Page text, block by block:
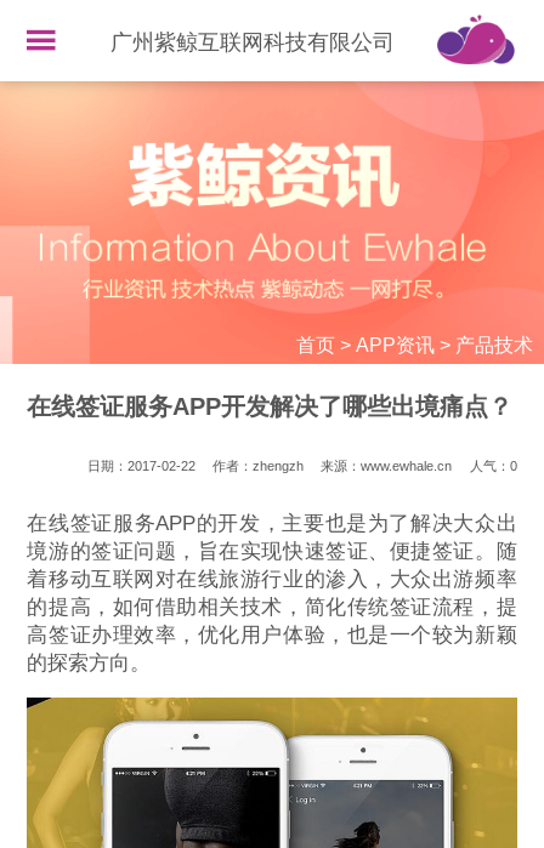
广州紫鲸互联网科技有限公司
首页> APP资讯> 产品技术
在线签证服务APP开发解决了哪些出境痛点？
日期：2017-02-22 作者：zhengzh 来源：www.ewhale.cn 人气： 0
在线签证服务APP的开发，主要也是为了解决大众出
境游的签证问题，旨在实现快速签证、便捷签证。随
着移动互联网对在线旅游行业的渗入，大众出游频率
的提高，如何借助相关技术，简化传统签证流程，提
高签证办理效率，优化用户体验，也是一个较为新颖
的探索方向。